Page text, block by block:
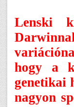
Lenski
hogy a
genetikai
nagyon